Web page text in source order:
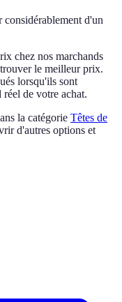
d'un
chez nos marchands
le meilleur prix.
lorsqu'ils sont
de votre achat.
la catégorie Têtes de
d'autres options et